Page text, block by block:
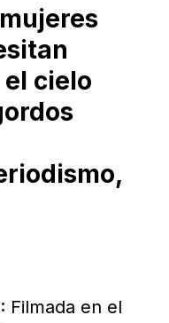
cielo
Filmada en el